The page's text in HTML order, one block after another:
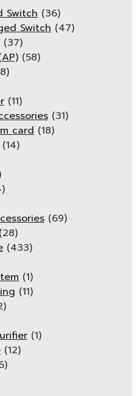
Switch (36)
Switch (47)
(37)
(58)
(11)
(31)
card (18)
(14)
(69)
(28)
(433)
(1)
(11)
(1)
(12)